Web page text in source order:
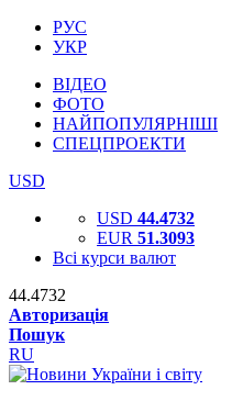
РУС
УКР
ВІДЕО
ФОТО
НАЙПОПУЛЯРНІШІ
СПЕЦПРОЕКТИ
USD
USD 44.4732
EUR 51.3093
Всі курси валют
44.4732
Авторизація
Пошук
RU